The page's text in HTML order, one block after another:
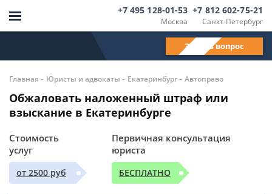
Москва
+7 495 128-01-53
Санкт-Петербург
+7 812 602-75-21
Задать вопрос
Главная - Юристы и адвокаты - Екатеринбург- Автоправо
Обжаловать наложенный штраф или
взыскание в Екатеринбурге
Стоимость
услуг
от 2500 руб
Первичная консультация
юриста
БЕСПЛАТНО